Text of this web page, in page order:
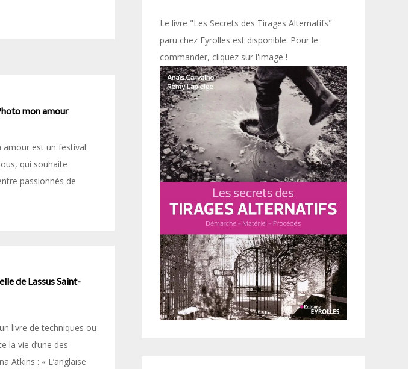
mon amour
amour est un festival
qui souhaite
passionnés de
de Lassus Saint-
livre de techniques ou
la vie d’une des
Atkins : « L’anglaise
Le livre "Les Secrets des Tirages Alternatifs"
paru chez Eyrolles est disponible. Pour le
commander, cliquez sur l'image !